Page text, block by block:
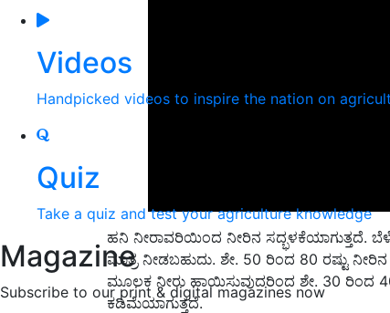
Videos
Handpicked videos to inspire the nation on
Quiz
Take a quiz and test your agriculture knowledge
Magazine
Subscribe to our print & digital magazines now
ಹನಿ ನೀರಾವರಿಯಿಂದ ನೀರಿನ ಸದ್ಭಳಕೆಯಾಗುತ್ತದೆ.
ಮಾತ್ರ ನೀಡಬಹುದು. ಶೇ. 50 ರಿಂದ 80 ರಷ್ಟು
ಮೂಲಕ ನೀರು ಹಾಯಿಸುವುದರಿಂದ ಶೇ. 30 ರಿಂದ
ಕಡಿಮೆಯಾಗುತ್ತದೆ.